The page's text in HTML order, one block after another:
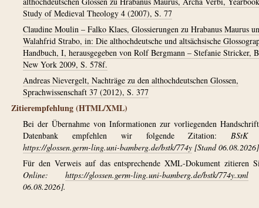
Study of Medieval Theology 4 (2007), S. 77
Claudine Moulin – Falko Klaes, Glossierungen zu Hrabanus Maurus
Walahfrid Strabo, in: Die althochdeutsche und altsächsische
Handbuch, I, herausgegeben von Rolf Bergmann – Stefanie Stricker,
New York 2009, S. 578f.
Andreas Nievergelt, Nachträge zu den althochdeutschen Glossen,
Sprachwissenschaft 37 (2012), S. 377
Zitierempfehlung (HTML/XML)
Bei der Übernahme von Informationen zur vorliegenden
Datenbank empfehlen wir folgende Zitation:BStK
https://glossen.germ-ling.uni-bamberg.de/bstk/774y [Stand
Für den Verweis auf das entsprechende XML-Dokument zitieren
Online: https://glossen.germ-ling.uni-bamberg.de/bstk/774y.xml
06.08.2026].